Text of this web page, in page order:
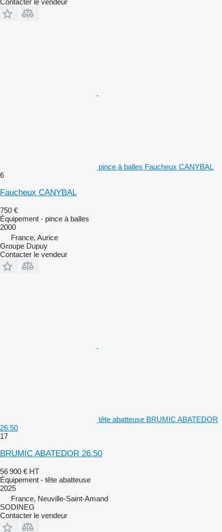
pince à balles Faucheux CANYBAL
6
Faucheux CANYBAL
750 €
Équipement - pince à balles
2000
France, Aurice
Groupe Dupuy
Contacter le vendeur
tête abatteuse BRUMIC ABATEDOR
26.50
17
BRUMIC ABATEDOR 26.50
56 900 € HT
Équipement - tête abatteuse
2025
France, Neuville-Saint-Amand
SODINEG
Contacter le vendeur